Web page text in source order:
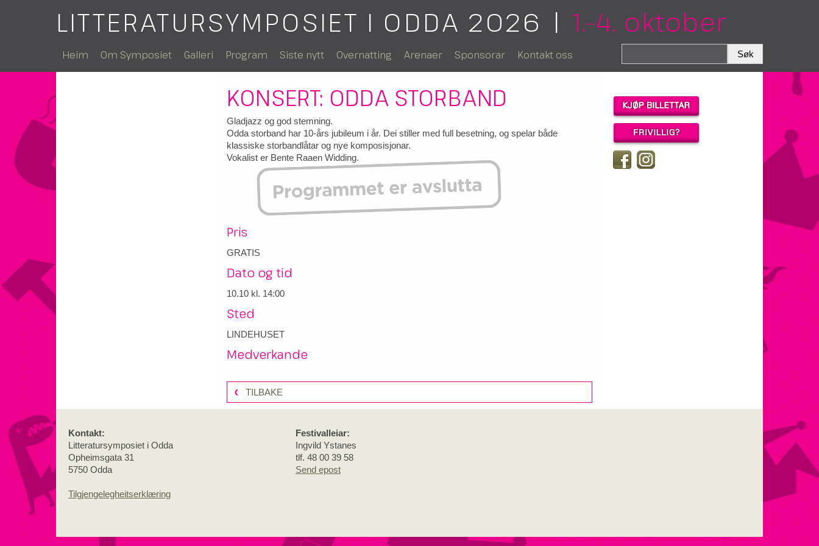
LITTERATURSYMPOSIET I ODDA 2026 | 1.–4. oktober
Heim Om Symposiet Galleri Program Siste nytt Overnatting Arenaer Sponsorar Kontakt oss
KONSERT: ODDA STORBAND
Gladjazz og god stemning.
Odda storband har 10-års jubileum i år. Dei stiller med full besetning, og spelar både
klassiske storbandlåtar og nye komposisjonar.
Vokalist er Bente Raaen Widding.
Pris
GRATIS
Dato og tid
10.10 kl. 14:00
Sted
LINDEHUSET
Medverkande
TILBAKE
Kontakt:
Litteratursymposiet i Odda
Opheimsgata 31
5750 Odda
Tilgjengelegheitserklæring
Festivalleiar:
Ingvild Ystanes
tlf. 48 00 39 58
Send epost